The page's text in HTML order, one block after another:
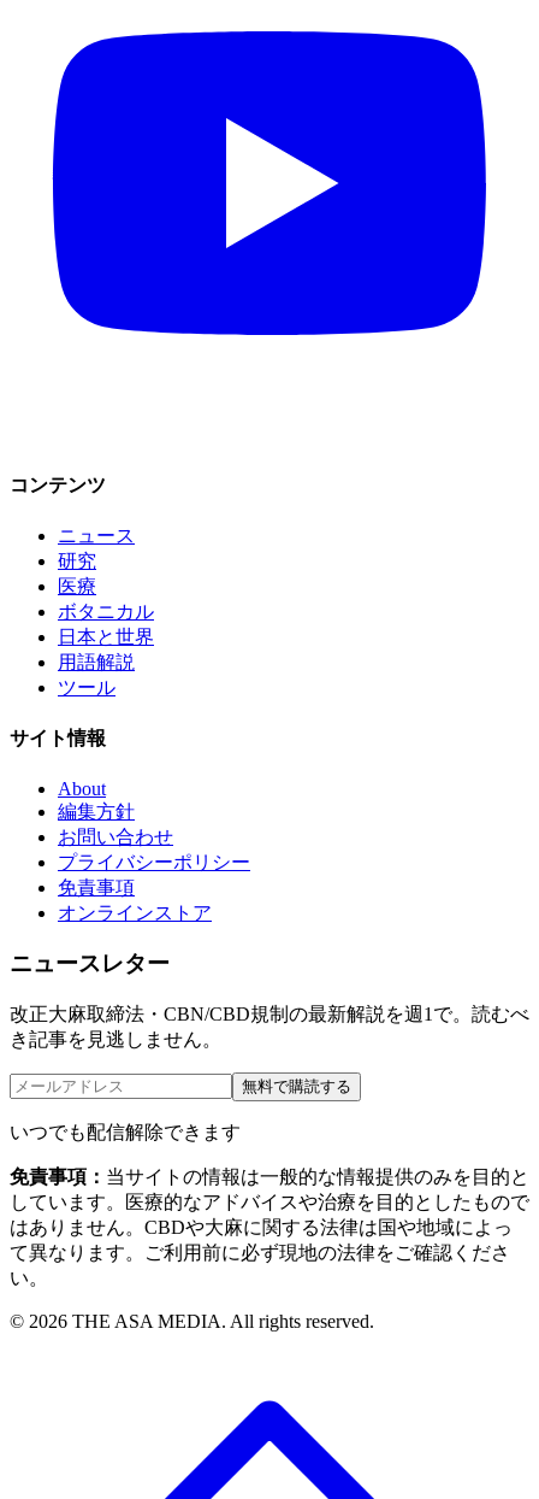
コンテンツ
ニュース
研究
医療
ボタニカル
日本と世界
用語解説
ツール
サイト情報
About
編集方針
お問い合わせ
プライバシーポリシー
免責事項
オンラインストア
ニュースレター
改正大麻取締法・CBN/CBD規制の最新解説を週1で。読むべ
き記事を見逃しません。
無料で購読する
いつでも配信解除できます
免責事項： 当サイトの情報は一般的な情報提供のみを目的と
しています。医療的なアドバイスや治療を目的としたもので
はありません。CBDや大麻に関する法律は国や地域によっ
て異なります。ご利用前に必ず現地の法律をご確認くださ
い。
© 2026 THE ASA MEDIA. All rights reserved.